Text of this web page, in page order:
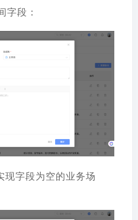
字段：
字段为空的业务场